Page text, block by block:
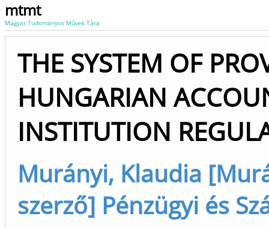
mtmt
Magyar Tudományos Művek Tára
THE SYSTEM OF
HUNGARIAN
INSTITUTION
Murányi, Klaudia
szerző] Pénzügyi és